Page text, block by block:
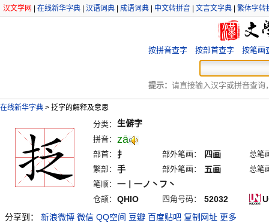
汉文学网 在线新华字典 汉语词典 成语词典 中文转拼音 文言文字典 繁体字转
按拼音查字 按部首查字 按笔画
提示： 请直接输入汉字或拼音查询
在线新华字典 > 抸字的解释及意思
分类： 生僻字
拼音： zā
部首： 扌 部外笔画： 四画
总笔
繁部： 手 部外笔画： 五画
总笔
笔顺： 一丨一ノ丶フ丶
仓颉： QHIO 四角号码： 52032
分享到：
新浪微博 微信 QQ空间 豆瓣 百度贴吧 复制网址 更多